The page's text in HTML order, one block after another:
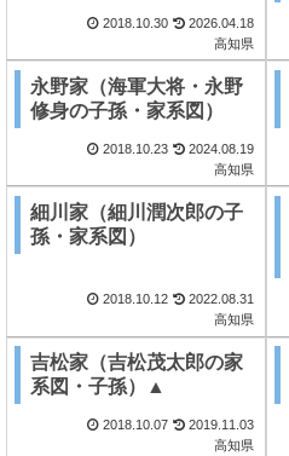
2018.10.30
2026.04.18
高知県
永野家（海軍大将・永野
修身の子孫・家系図）
2018.10.23
2024.08.19
高知県
細川家（細川潤次郎の子
孫・家系図）
2018.10.12
2022.08.31
高知県
吉松家（吉松茂太郎の家
系図・子孫）▲
2018.10.07
2019.11.03
高知県